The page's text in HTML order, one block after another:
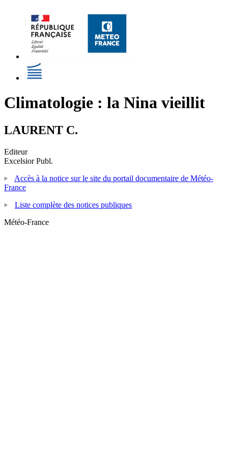
Climatologie : la Nina vieillit
LAURENT C.
Editeur
Excelsior Publ.
Accès à la notice sur le site du portail documentaire de Météo-
France
Liste complète des notices publiques
Météo-France